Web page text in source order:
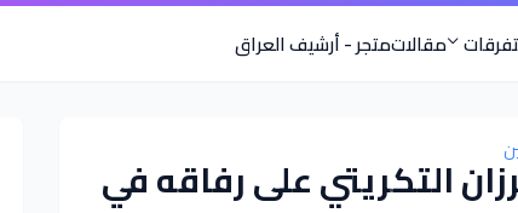
مقالاتمتجر - أرشيف العراق
التكريتي على رفاقه في